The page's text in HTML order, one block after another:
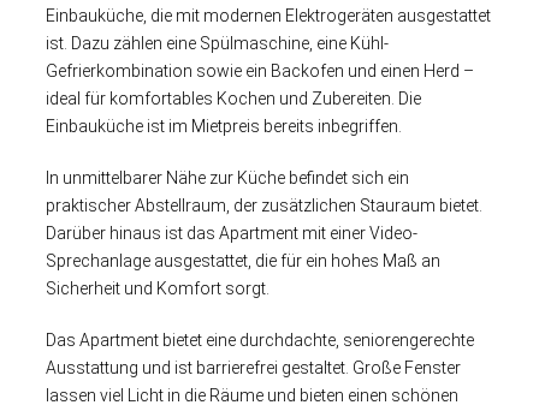
Einbauküche, die mit modernen Elektrogeräten ausgestattet
ist. Dazu zählen eine Spülmaschine, eine Kühl-
Gefrierkombination sowie ein Backofen und einen Herd –
ideal für komfortables Kochen und Zubereiten. Die
Einbauküche ist im Mietpreis bereits inbegriffen.
In unmittelbarer Nähe zur Küche befindet sich ein
praktischer Abstellraum, der zusätzlichen Stauraum bietet.
Darüber hinaus ist das Apartment mit einer Video-
Sprechanlage ausgestattet, die für ein hohes Maß an
Sicherheit und Komfort sorgt.
Das Apartment bietet eine durchdachte, seniorengerechte
Ausstattung und ist barrierefrei gestaltet. Große Fenster
lassen viel Licht in die Räume und bieten einen schönen